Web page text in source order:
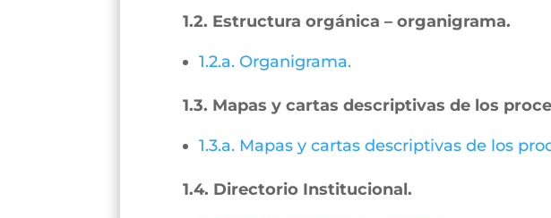
1.2. Estructura orgánica – organigrama.
1.2.a. Organigrama.
1.3. Mapas y cartas descriptivas de los
1.3.a. Mapas y cartas descriptivas de los
1.4. Directorio Institucional.